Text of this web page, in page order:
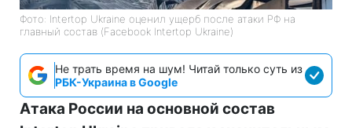
Фото: Intertop Ukraine оценил ущерб после атаки РФ на
главный состав (Facebook Intertop Ukraine)
Не трать время на шум! Читай только суть из
РБК-Украина в Google
Атака России на основной состав